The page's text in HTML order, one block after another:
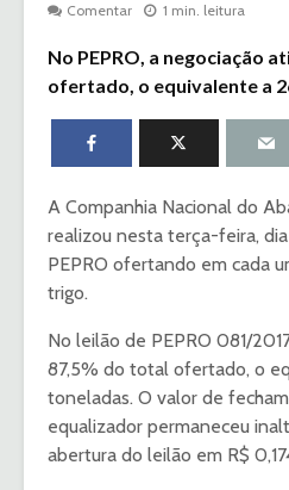
Comentar
1 min. leitura
No PEPRO, a negociação
ofertado, o equivalente a
A Companhia Nacional do
realizou nesta terça-feira,
PEPRO ofertando em cada
trigo.
No leilão de PEPRO 081/
87,5% do total ofertado, o
toneladas. O valor de
equalizador permaneceu
abertura do leilão em R$